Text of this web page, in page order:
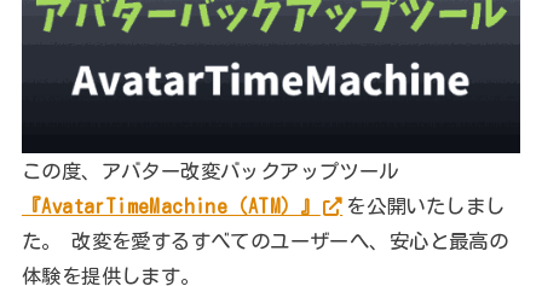
この度、アバター改変バックアップツール
『AvatarTimeMachine（ATM）』
を公開いたしまし
た。 改変を愛するすべてのユーザーへ、安心と最高の
体験を提供します。